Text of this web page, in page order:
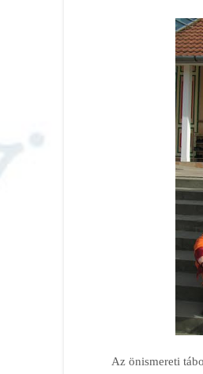
Az önismereti